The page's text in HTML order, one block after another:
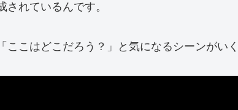
れているんです。
ここはどこだろう？」と気になるシーンがい